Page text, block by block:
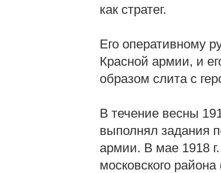
как стратег.
Его оперативному
Красной армии, и
образом слита с
В течение весны
выполнял задания
армии. В мае 1918
московского